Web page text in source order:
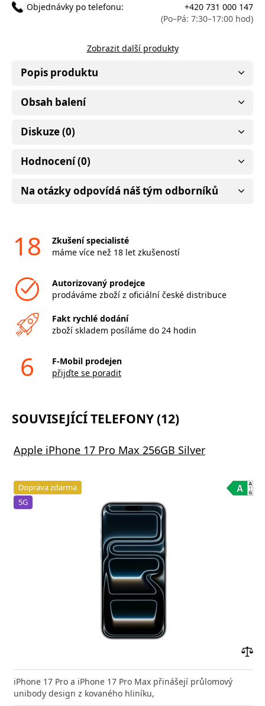
Objednávky po telefonu:
+420 731 000 147
(Po–Pá: 7:30–17:00 hod)
Zobrazit další produkty
Popis produktu
Obsah balení
Diskuze (0)
Hodnocení (0)
Na otázky odpovídá náš tým odborníků
18
Zkušení specialisté
máme více než 18 let zkušeností
Autorizovaný prodejce
prodáváme zboží z oficiální české distribuce
Fakt rychlé dodání
zboží skladem posíláme do 24 hodin
6
F-Mobil prodejen
přijďte se poradit
SOUVISEJÍCÍ TELEFONY (12)
Apple iPhone 17 Pro Max 256GB Silver
Doprava zdarma
5G
iPhone 17 Pro a iPhone 17 Pro Max přinášejí průlomový
unibody design z kovaného hliníku,